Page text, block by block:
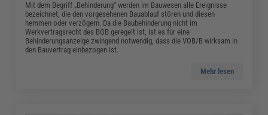
Mit dem Begriff „Behinderung“ werden im Bauwesen alle Ereignisse
bezeichnet, die den vorgesehenen Bauablauf stören und diesen
hemmen oder verzögern. Da die Baubehinderung nicht im
Werkvertragsrecht des BGB geregelt ist, ist es für eine
Behinderungsanzeige zwingend notwendig, dass die VOB/B wirksam in
den Bauvertrag einbezogen ist.
Mehr lesen